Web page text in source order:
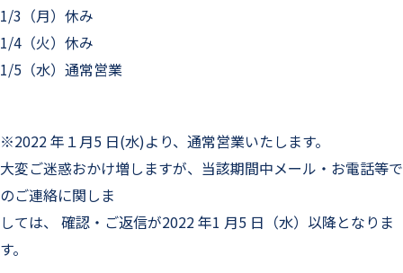
1/3（月）休み
1/4（火）休み
1/5（水）通常営業
※2022 年１月5 日(水)より、通常営業いたします。
大変ご迷惑おかけ増しますが、当該期間中メール・お電話等で
のご連絡に関しま
しては、 確認・ご返信が2022 年1 月5 日（水）以降となりま
す。